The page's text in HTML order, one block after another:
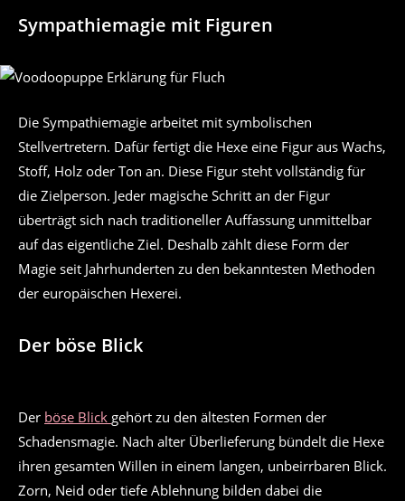
Sympathiemagie mit Figuren
Die Sympathiemagie arbeitet mit symbolischen
Stellvertretern. Dafür fertigt die Hexe eine Figur aus Wachs,
Stoff, Holz oder Ton an. Diese Figur steht vollständig für
die Zielperson. Jeder magische Schritt an der Figur
überträgt sich nach traditioneller Auffassung unmittelbar
auf das eigentliche Ziel. Deshalb zählt diese Form der
Magie seit Jahrhunderten zu den bekanntesten Methoden
der europäischen Hexerei.
Der böse Blick
Der böse Blick gehört zu den ältesten Formen der
Schadensmagie. Nach alter Überlieferung bündelt die Hexe
ihren gesamten Willen in einem langen, unbeirrbaren Blick.
Zorn, Neid oder tiefe Ablehnung bilden dabei die